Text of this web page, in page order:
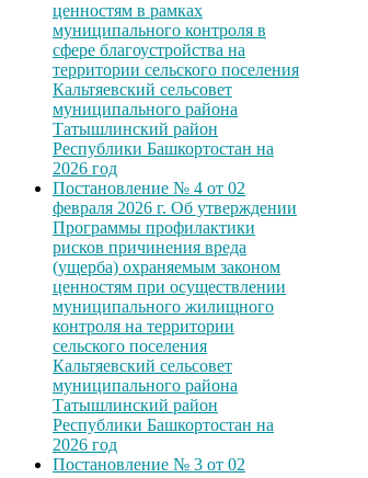
ценностям в рамках
муниципального контроля в
сфере благоустройства на
территории сельского поселения
Кальтяевский сельсовет
муниципального района
Татышлинский район
Республики Башкортостан на
2026 год
Постановление № 4 от 02
февраля 2026 г. Об утверждении
Программы профилактики
рисков причинения вреда
(ущерба) охраняемым законом
ценностям при осуществлении
муниципального жилищного
контроля на территории
сельского поселения
Кальтяевский сельсовет
муниципального района
Татышлинский район
Республики Башкортостан на
2026 год
Постановление № 3 от 02